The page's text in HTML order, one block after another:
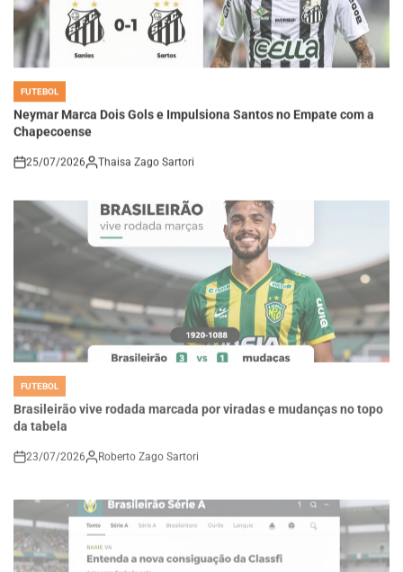
IN
FUTEBOL
Neymar Marca Dois Gols e Impulsiona Santos no Empate com a
Chapecoense
25/07/2026
POSTED
FUTEBOL
Brasileirão vive rodada marcada por viradas e mudanças no topo
da tabela
on
23/07/2026